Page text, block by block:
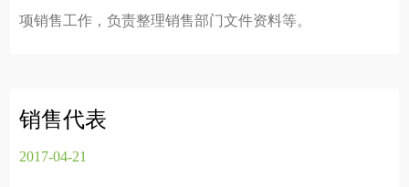
项销售工作，负责整理销售部门文件资料等。
销售代表
2017-04-21